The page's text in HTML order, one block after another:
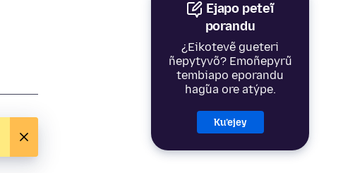
Ejapo peteĩ
porandu
¿Eikotevẽ gueteri
ñepytyvõ? Emoñepyrũ
tembiapo eporandu
hag̃ua ore atýpe.
Ku’ejey